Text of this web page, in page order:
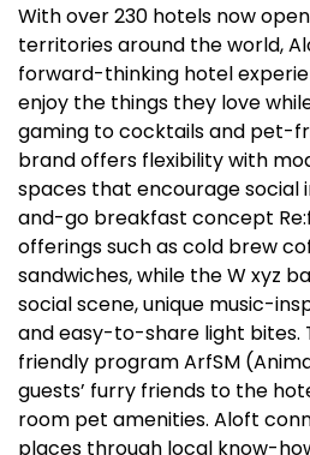
With over 230 hotels now
territories around the world,
forward-thinking hotel
enjoy the things they love
gaming to cocktails and pet-
brand offers flexibility with
spaces that encourage social
and-go breakfast concept
offerings such as cold brew
sandwiches, while the W xyz
social scene, unique music-
and easy-to-share light bites.
friendly program ArfSM
guests’ furry friends to the
room pet amenities. Aloft
places through local know-